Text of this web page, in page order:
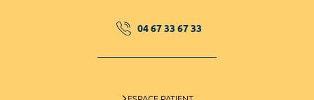
04 67 33 67 33